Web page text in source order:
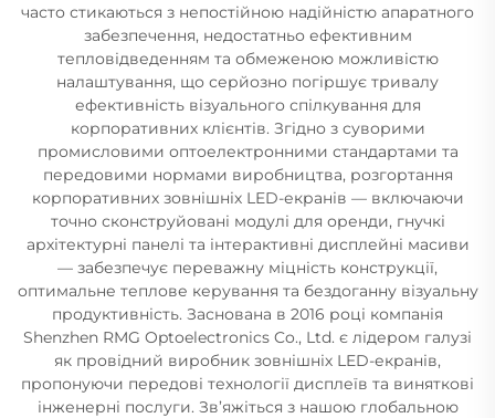
часто стикаються з непостійною надійністю апаратного
забезпечення, недостатньо ефективним
тепловідведенням та обмеженою можливістю
налаштування, що серйозно погіршує тривалу
ефективність візуального спілкування для
корпоративних клієнтів. Згідно з суворими
промисловими оптоелектронними стандартами та
передовими нормами виробництва, розгортання
корпоративних зовнішніх LED-екранів — включаючи
точно сконструйовані модулі для оренди, гнучкі
архітектурні панелі та інтерактивні дисплейні масиви
— забезпечує переважну міцність конструкції,
оптимальне теплове керування та бездоганну візуальну
продуктивність. Заснована в 2016 році компанія
Shenzhen RMG Optoelectronics Co., Ltd. є лідером галузі
як провідний виробник зовнішніх LED-екранів,
пропонуючи передові технології дисплеїв та виняткові
інженерні послуги. Зв’яжіться з нашою глобальною